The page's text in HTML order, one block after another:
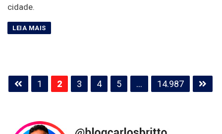
cidade.
Paginação
de
1 2 3 4 5 … 14.987